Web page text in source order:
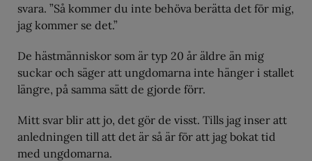
svara. ”Så kommer du inte behöva berätta det för mig,
jag kommer se det.”
De hästmänniskor som är typ 20 år äldre än mig
suckar och säger att ungdomarna inte hänger i stallet
längre, på samma sätt de gjorde förr.
Mitt svar blir att jo, det gör de visst. Tills jag inser att
anledningen till att det är så är för att jag bokat tid
med ungdomarna.